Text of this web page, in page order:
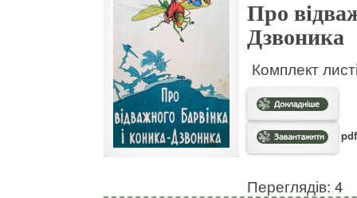
Про
Дзвоника
Комплект
Переглядів: 4